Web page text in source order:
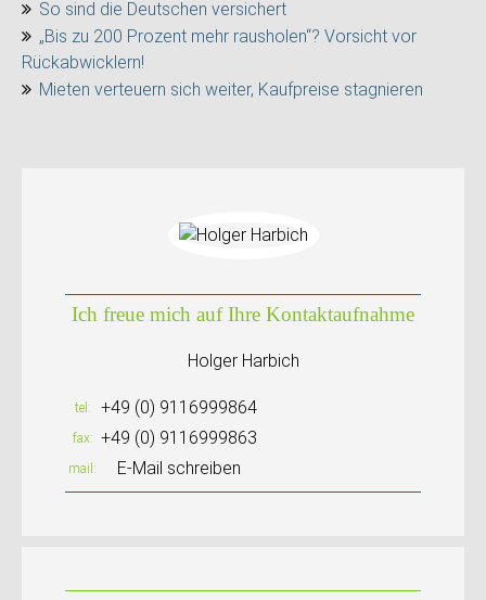
So sind die Deutschen versichert
„Bis zu 200 Prozent mehr rausholen“? Vorsicht vor
Rückabwicklern!
Mieten verteuern sich weiter, Kaufpreise stagnieren
Ich freue mich auf Ihre Kontaktaufnahme
Holger Harbich
tel +49 (0) 9116999864
fax +49 (0) 9116999863
mail E-Mail schreiben